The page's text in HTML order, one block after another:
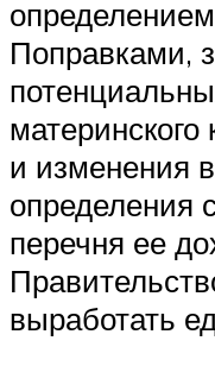
Поправками,
материнского
и изменения
определения
перечня ее
выработать